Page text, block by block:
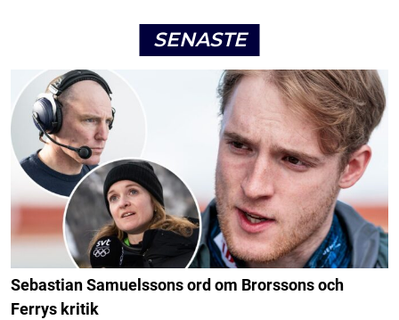
SENASTE
Sebastian Samuelssons ord om Brorssons och
Ferrys kritik